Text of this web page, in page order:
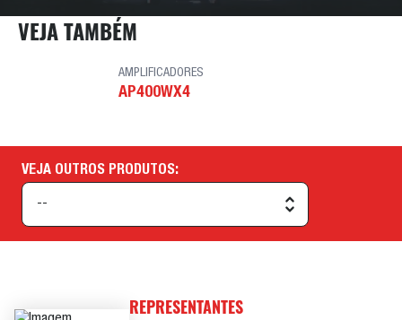
VEJA TAMBÉM
AMPLIFICADORES
AP400WX4
VEJA OUTROS PRODUTOS:
REPRESENTANTES